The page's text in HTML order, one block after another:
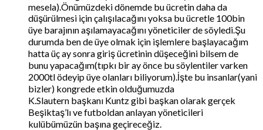
mesela).Önümüzdeki dönemde bu ücretin daha da
düşürülmesi için çalışılacağını yoksa bu ücretle 100bin
üye barajının aşılamayacağını yöneticiler de söyledi.Şu
durumda ben de üye olmak için işlemlere başlayacağım
hatta üç ay sonra giriş ücretinin düşeceğini bilsem de
bunu yapacağım(tıpkı bir ay önce bu söylentiler varken
2000tl ödeyip üye olanları biliyorum).İşte bu insanlar(yani
bizler) kongrede etkin olduğumuzda
K.Slautern başkanı Kuntz gibi başkan olarak gerçek
Beşiktaş’lı ve futboldan anlayan yöneticileri
kulübümüzün başına geçireceğiz.